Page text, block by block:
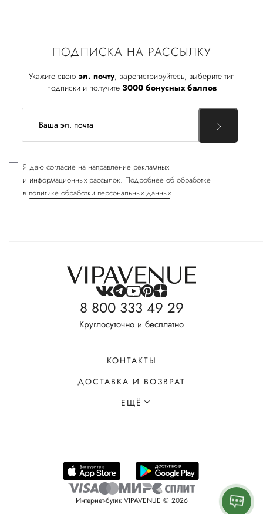
ПОДПИСКА НА РАССЫЛКУ
Укажите свою эл. почту, зарегистрируйтесь, выберите тип
подписки и получите 3000 бонусных баллов
Я даю согласие на направление рекламных
и информационных рассылок. Подробнее об обработке
в политике обработки персональных данных
8 800 333 49 29
Круглосуточно и бесплатно
КОНТАКТЫ
ДОСТАВКА И ВОЗВРАТ
ЕЩЁ
Интернет-бутик VIPAVENUE © 2026